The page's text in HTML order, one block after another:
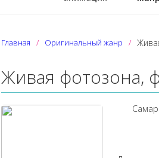
Главная Оригинальный жанр
Живая фотозона,